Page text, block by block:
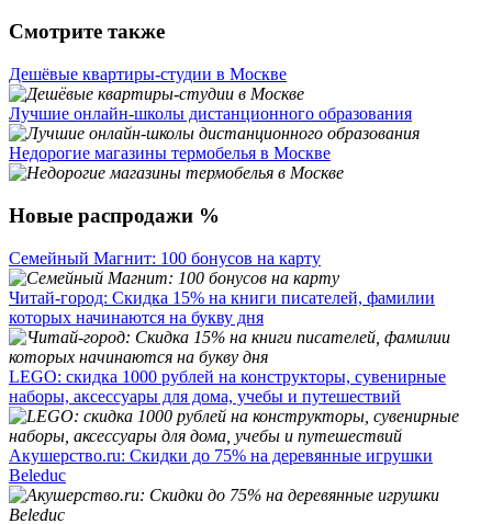
Смотрите также
Дешёвые квартиры-студии в Москве
Лучшие онлайн-школы дистанционного образования
Недорогие магазины термобелья в Москве
Новые распродажи %
Семейный Магнит: 100 бонусов на карту
Читай-город: Скидка 15% на книги писателей, фамилии
которых начинаются на букву дня
LEGO: скидка 1000 рублей на конструкторы, сувенирные
наборы, аксессуары для дома, учебы и путешествий
Акушерство.ru: Скидки до 75% на деревянные игрушки
Beleduc